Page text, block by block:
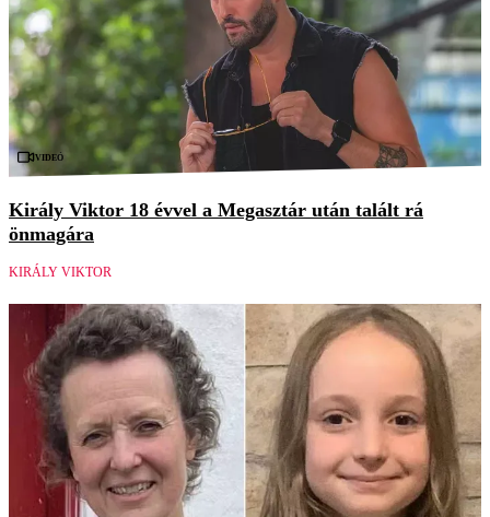
Videó
Király Viktor 18 évvel a Megasztár után talált rá
önmagára
KIRÁLY VIKTOR